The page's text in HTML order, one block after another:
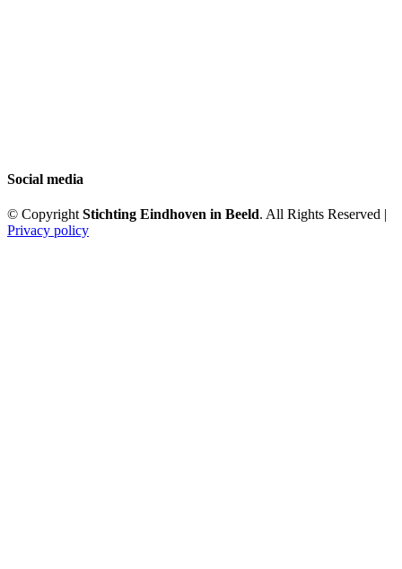
Social media
© CopyrightStichting Eindhoven in Beeld. All Rights Reserved |
Privacy policy